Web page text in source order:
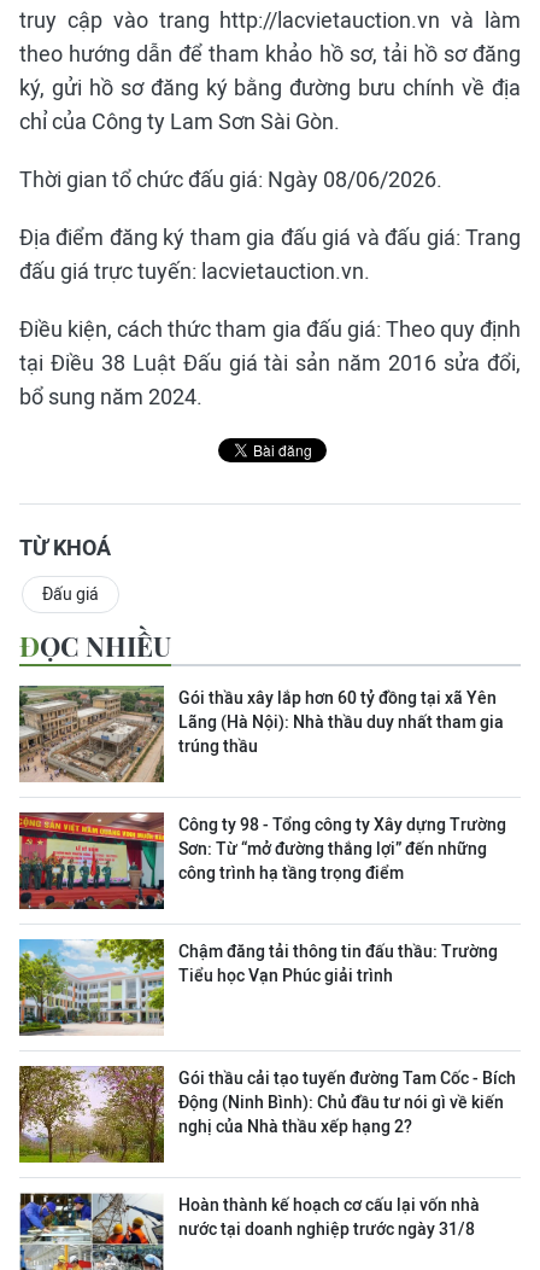
truy cập vào trang http://lacvietauction.vn và làm
theo hướng dẫn để tham khảo hồ sơ, tải hồ sơ đăng
ký, gửi hồ sơ đăng ký bằng đường bưu chính về địa
chỉ của Công ty Lam Sơn Sài Gòn.
Thời gian tổ chức đấu giá: Ngày 08/06/2026.
Địa điểm đăng ký tham gia đấu giá và đấu giá: Trang
đấu giá trực tuyến: lacvietauction.vn.
Điều kiện, cách thức tham gia đấu giá: Theo quy định
tại Điều 38 Luật Đấu giá tài sản năm 2016 sửa đổi,
bổ sung năm 2024.
TỪ KHOÁ
Đấu giá
ĐỌC NHIỀU
Gói thầu xây lắp hơn 60 tỷ đồng tại xã Yên
Lãng (Hà Nội): Nhà thầu duy nhất tham gia
trúng thầu
Công ty 98 - Tổng công ty Xây dựng Trường
Sơn: Từ “mở đường thắng lợi” đến những
công trình hạ tầng trọng điểm
Chậm đăng tải thông tin đấu thầu: Trường
Tiểu học Vạn Phúc giải trình
Gói thầu cải tạo tuyến đường Tam Cốc - Bích
Động (Ninh Bình): Chủ đầu tư nói gì về kiến
nghị của Nhà thầu xếp hạng 2?
Hoàn thành kế hoạch cơ cấu lại vốn nhà
nước tại doanh nghiệp trước ngày 31/8